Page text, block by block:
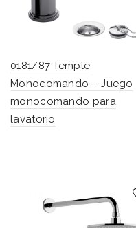
0181/87 Temple
Monocomando – Juego
monocomando para
lavatorio